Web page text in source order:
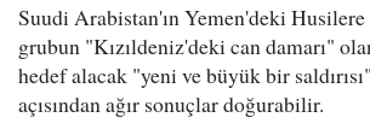
Suudi Arabistan'ın Yemen'deki
grubun "Kızıldeniz'deki can damarı"
hedef alacak "yeni ve büyük bir
açısından ağır sonuçlar doğurabilir.